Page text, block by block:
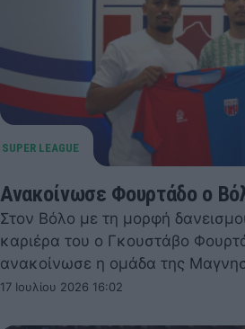
Ανακοίνωσε Φουρτάδο ο
Στον Βόλο με τη μορφή
καριέρα του ο Γκουστάβο
ανακοίνωσε η ομάδα της
17 Ιουλίου 2026 16:02